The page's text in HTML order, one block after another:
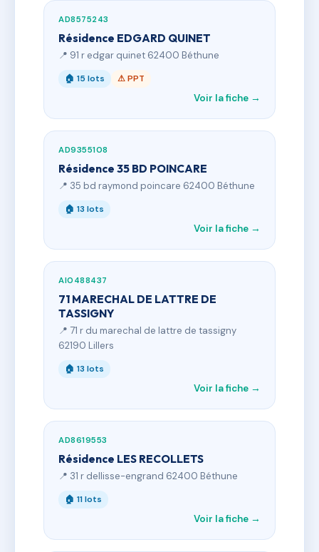
AD8575243
Résidence EDGARD QUINET
📍 91 r edgar quinet 62400 Béthune
🏠 15 lots ⚠ PPT
Voir la fiche →
AD9355108
Résidence 35 BD POINCARE
📍 35 bd raymond poincare 62400 Béthune
🏠 13 lots
Voir la fiche →
AI0488437
71 MARECHAL DE LATTRE DE
TASSIGNY
📍 71 r du marechal de lattre de tassigny
62190 Lillers
🏠 13 lots
Voir la fiche →
AD8619553
Résidence LES RECOLLETS
📍 31 r dellisse-engrand 62400 Béthune
🏠 11 lots
Voir la fiche →